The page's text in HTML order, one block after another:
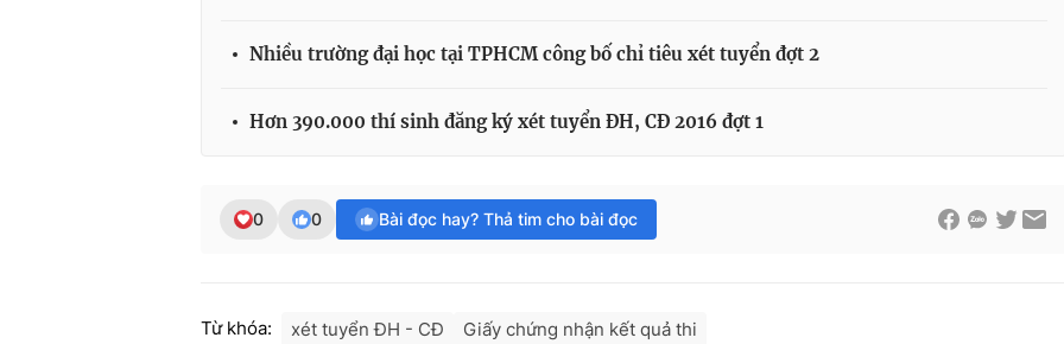
Nhiều trường đại học tại TPHCM công bố chỉ tiêu xét tuyển đợt 2
Hơn 390.000 thí sinh đăng ký xét tuyển ĐH, CĐ 2016 đợt 1
0 0 Bài đọc hay? Thả tim cho bài đọc
Từ khóa: xét tuyển ĐH - CĐ Giấy chứng nhận kết quả thi